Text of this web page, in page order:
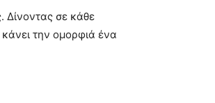
Δίνοντας σε κάθε
την ομορφιά ένα